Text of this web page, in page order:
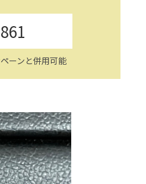
861
ーンと併用可能